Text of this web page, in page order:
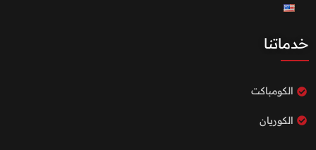
خدماتنا
الكومباكت
الكوريان